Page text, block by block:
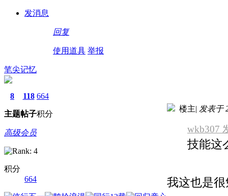
发消息
回复
使用道具 举报
笔尖记忆
8
主题
118
帖子
664
积分
高级会员
积分
664
楼主| 发表于
wkb307
技能这
我这也是